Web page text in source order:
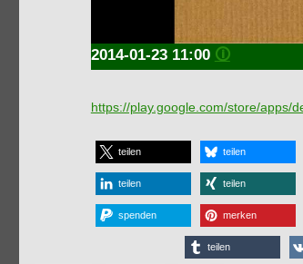
2014-01-23 11:00 🛈
https://play.google.com/store/apps/
teilen teilen
teilen teilen
spenden merken
teilen